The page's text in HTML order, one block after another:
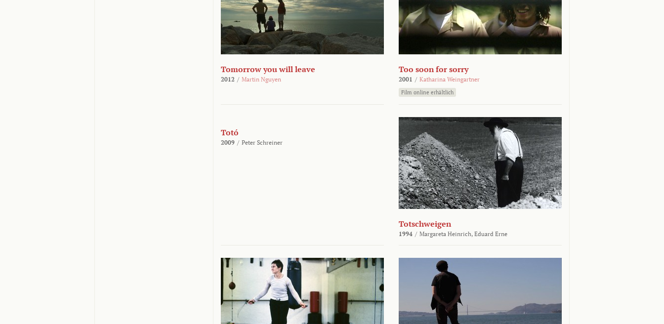
Tomorrow you will leave
2012 / Martin Nguyen
Too soon for sorry
2001 / Katharina Weingartner
Film online erhältlich
Totó
2009 / Peter Schreiner
Totschweigen
1994 / Margareta Heinrich, Eduard Erne